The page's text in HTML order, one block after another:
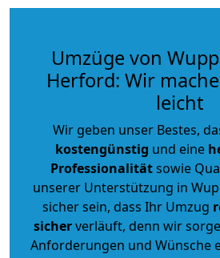
Umzüge von
Herford: Wir
leicht
Wir geben unser Bestes,
kostengünstig und eine
Professionalitätsowie
unserer Unterstützung in
sicher sein, dass Ihr Umzug
sicherverläuft, denn wir
Anforderungen und Wünsche